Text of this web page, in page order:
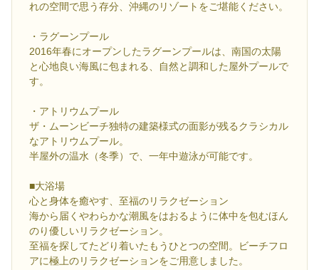
れの空間で思う存分、沖縄のリゾートをご堪能ください。
・ラグーンプール
2016年春にオープンしたラグーンプールは、南国の太陽
と心地良い海風に包まれる、自然と調和した屋外プールで
す。
・アトリウムプール
ザ・ムーンビーチ独特の建築様式の面影が残るクラシカル
なアトリウムプール。
半屋外の温水（冬季）で、一年中遊泳が可能です。
■大浴場
心と身体を癒やす、至福のリラクゼーション
海から届くやわらかな潮風をはおるように体中を包むほん
のり優しいリラクゼーション。
至福を探してたどり着いたもうひとつの空間。ビーチフロ
アに極上のリラクゼーションをご用意しました。